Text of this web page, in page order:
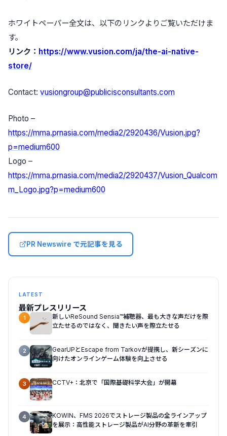
ホワイトペーパー全文は、以下のリンクよりご覧いただけま
す。
リンク ： https://www.vusion.com/ja/the-ai-native-
store/
Contact: vusiongroup@publicisconsultants.com
Photo –
https://mma.prnasia.com/media2/2920436/Vusion.jpg?
p=medium600
Logo –
https://mma.prnasia.com/media2/2920437/Vusion_Qualcom
m_Logo.jpg?p=medium600
PR Newswire で元記事を見る
LATEST
最新プレスリリース
1
新しいReSound Sensia™補聴器、最も大きな声だけを際
立たせるのではなく、聞きたい声を際立たせる
2
GearUPとEscape from Tarkovが提携し、新シーズンに
向けたオンラインゲーム体験を向上させる
3 CCTV+：北京で「国際基礎科学大会」が開幕
4
KOWIN、FMS 2026でストレージ製品の全ラインアップ
を展示：高性能ストレージ製品がAI分野の革新を牽引